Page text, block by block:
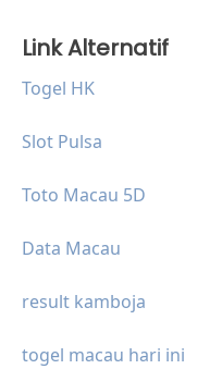
Link Alternatif
Togel HK
Slot Pulsa
Toto Macau 5D
Data Macau
result kamboja
togel macau hari ini